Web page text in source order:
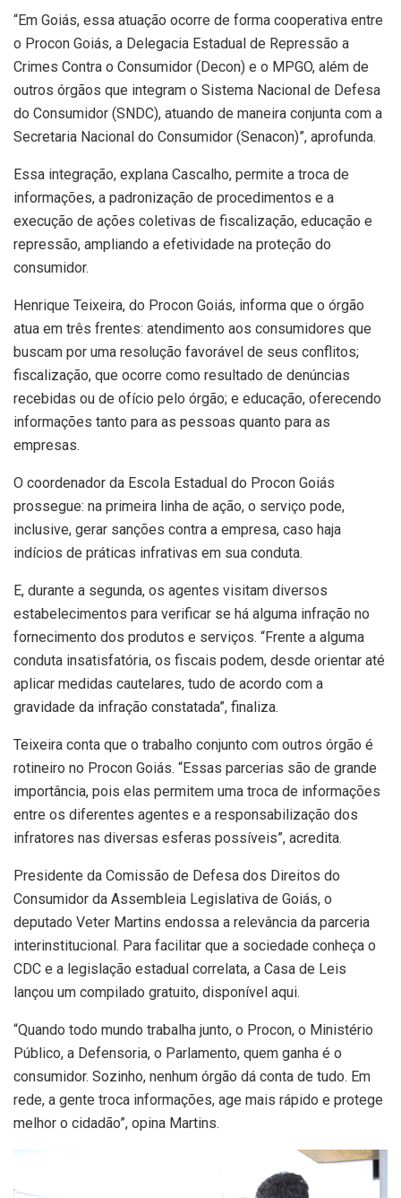
“Em Goiás, essa atuação ocorre de forma cooperativa entre
o Procon Goiás, a Delegacia Estadual de Repressão a
Crimes Contra o Consumidor (Decon) e o MPGO, além de
outros órgãos que integram o Sistema Nacional de Defesa
do Consumidor (SNDC), atuando de maneira conjunta com a
Secretaria Nacional do Consumidor (Senacon)”, aprofunda.
Essa integração, explana Cascalho, permite a troca de
informações, a padronização de procedimentos e a
execução de ações coletivas de fiscalização, educação e
repressão, ampliando a efetividade na proteção do
consumidor.
Henrique Teixeira, do Procon Goiás, informa que o órgão
atua em três frentes: atendimento aos consumidores que
buscam por uma resolução favorável de seus conflitos;
fiscalização, que ocorre como resultado de denúncias
recebidas ou de ofício pelo órgão; e educação, oferecendo
informações tanto para as pessoas quanto para as
empresas.
O coordenador da Escola Estadual do Procon Goiás
prossegue: na primeira linha de ação, o serviço pode,
inclusive, gerar sanções contra a empresa, caso haja
indícios de práticas infrativas em sua conduta.
E, durante a segunda, os agentes visitam diversos
estabelecimentos para verificar se há alguma infração no
fornecimento dos produtos e serviços. “Frente a alguma
conduta insatisfatória, os fiscais podem, desde orientar até
aplicar medidas cautelares, tudo de acordo com a
gravidade da infração constatada”, finaliza.
Teixeira conta que o trabalho conjunto com outros órgão é
rotineiro no Procon Goiás. “Essas parcerias são de grande
importância, pois elas permitem uma troca de informações
entre os diferentes agentes e a responsabilização dos
infratores nas diversas esferas possíveis”, acredita.
Presidente da Comissão de Defesa dos Direitos do
Consumidor da Assembleia Legislativa de Goiás, o
deputado Veter Martins endossa a relevância da parceria
interinstitucional. Para facilitar que a sociedade conheça o
CDC e a legislação estadual correlata, a Casa de Leis
lançou um compilado gratuito, disponível aqui.
“Quando todo mundo trabalha junto, o Procon, o Ministério
Público, a Defensoria, o Parlamento, quem ganha é o
consumidor. Sozinho, nenhum órgão dá conta de tudo. Em
rede, a gente troca informações, age mais rápido e protege
melhor o cidadão”, opina Martins.